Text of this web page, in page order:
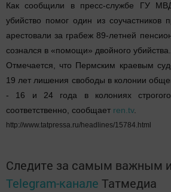
Как сообщили в пресс-службе ГУ
убийство помог один из соучастников
арестовали за грабеж 89-летней
сознался в «помощи» двойного убийства.
Отмечается, что Пермским краевым
19 лет лишения свободы в колонии
- 16 и 24 года в колониях
соответственно, сообщает ren.tv.
http://www.tatpressa.ru/headlines/15784.html
Следите за самым важным
Telegram-канале Татмедиа